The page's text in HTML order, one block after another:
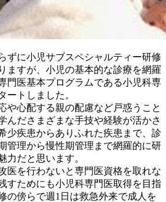
ずに小児サブスペシャルティー研修
ますが、小児の基本的な診療を網羅
門医基本プログラムである小児科専
ートしました。
や心配する親の配慮など戸惑うこと
んださまざまな手技や経験が活かさ
少疾患からありふれた疾患まで、診
管理から慢性期管理まで網羅的に研
力だと思います。
医を行わないと専門医資格を取れな
すためにも小児科専門医取得を目指
の傍らで週1日は救急外来で成人を